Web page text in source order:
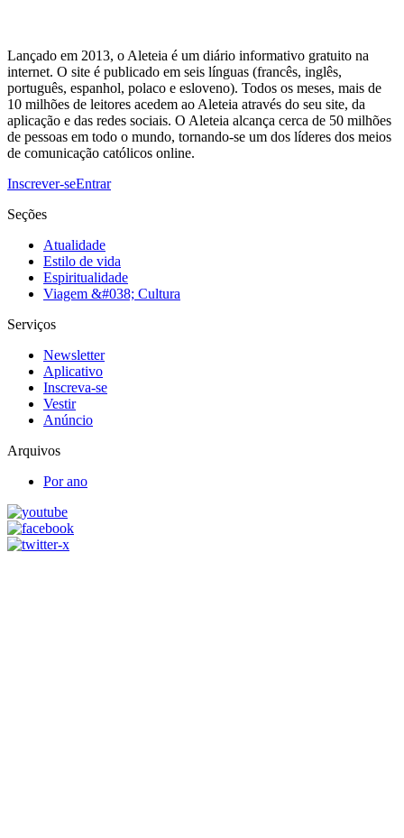
Lançado em 2013, o Aleteia é um diário informativo gratuito na
internet. O site é publicado em seis línguas (francês, inglês,
português, espanhol, polaco e esloveno). Todos os meses, mais de
10 milhões de leitores acedem ao Aleteia através do seu site, da
aplicação e das redes sociais. O Aleteia alcança cerca de 50 milhões
de pessoas em todo o mundo, tornando-se um dos líderes dos meios
de comunicação católicos online.
Inscrever-seEntrar
Seções
Atualidade
Estilo de vida
Espiritualidade
Viagem &#038; Cultura
Serviços
Newsletter
Aplicativo
Inscreva-se
Vestir
Anúncio
Arquivos
Por ano